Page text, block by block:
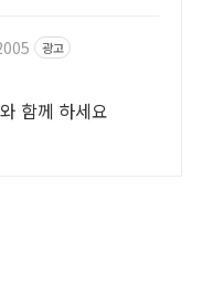
광고
함께 하세요